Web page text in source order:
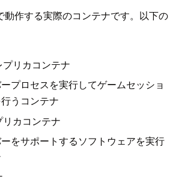
動作する実際のコンテナです。以下の
リカコンテナ
プロセスを実行してゲームセッショ
うコンテナ
カコンテナ
をサポートするソフトウェアを実行